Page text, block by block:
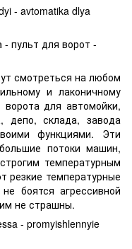
смотреться на любом
и лаконичному
для автомойки,
депо, склада, завода
функциями. Эти
потоки машин,
температурным
резкие температурные
боятся агрессивной
не страшны.